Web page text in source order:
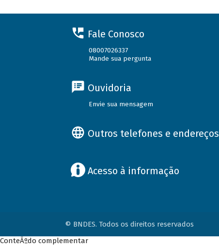
Fale Conosco
08007026337
Mande sua pergunta
Ouvidoria
Envie sua mensagem
Outros telefones e endereços
Acesso à informação
© BNDES. Todos os direitos reservados
ConteÃºdo complementar